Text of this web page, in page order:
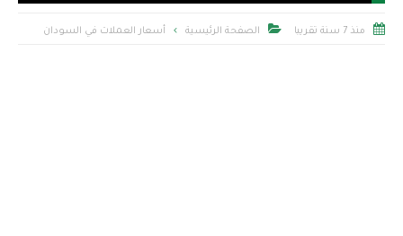
 منذ 7 سنة تقريبا  الصفحة الرئيسية أسعار العملات في السودان